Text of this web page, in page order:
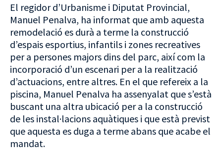
El regidor d’Urbanisme i Diputat Provincial,
Manuel Penalva, ha informat que amb aquesta
remodelació es durà a terme la construcció
d’espais esportius, infantils i zones recreatives
per a persones majors dins del parc, així com la
incorporació d’un escenari per a la realització
d’actuacions, entre altres. En el que refereix a la
piscina, Manuel Penalva ha assenyalat que s’està
buscant una altra ubicació per a la construcció
de les instal·lacions aquàtiques i que està previst
que aquesta es duga a terme abans que acabe el
mandat.